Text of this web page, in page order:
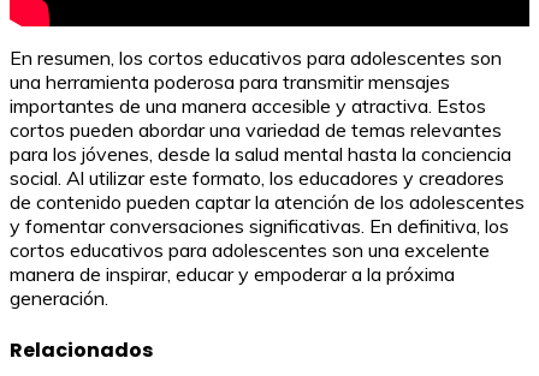
En resumen, los cortos educativos para adolescentes son
una herramienta poderosa para transmitir mensajes
importantes de una manera accesible y atractiva. Estos
cortos pueden abordar una variedad de temas relevantes
para los jóvenes, desde la salud mental hasta la conciencia
social. Al utilizar este formato, los educadores y creadores
de contenido pueden captar la atención de los adolescentes
y fomentar conversaciones significativas. En definitiva, los
cortos educativos para adolescentes son una excelente
manera de inspirar, educar y empoderar a la próxima
generación.
Relacionados